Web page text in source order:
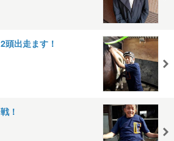
頭出走ます！
！